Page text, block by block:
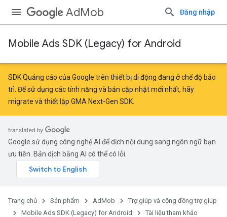
AdMob Đăng nhập
Mobile Ads SDK (Legacy) for Android
SDK Quảng cáo của Google trên thiết bị di động đang ở chế độ bảo
trì. Để sử dụng các tính năng và bản cập nhật mới nhất, hãy
migrate và thiết lập GMA Next-Gen SDK
Google sử dụng công nghệ AI để dịch nội dung sang ngôn ngữ bạn
ưu tiên. Bản dịch bằng AI có thể có lỗi.
Trang chủ Sản phẩm AdMob
Trợ giúp và cộng đồng trợ giúp
Mobile Ads SDK (Legacy) for Android
Tài liệu tham khảo